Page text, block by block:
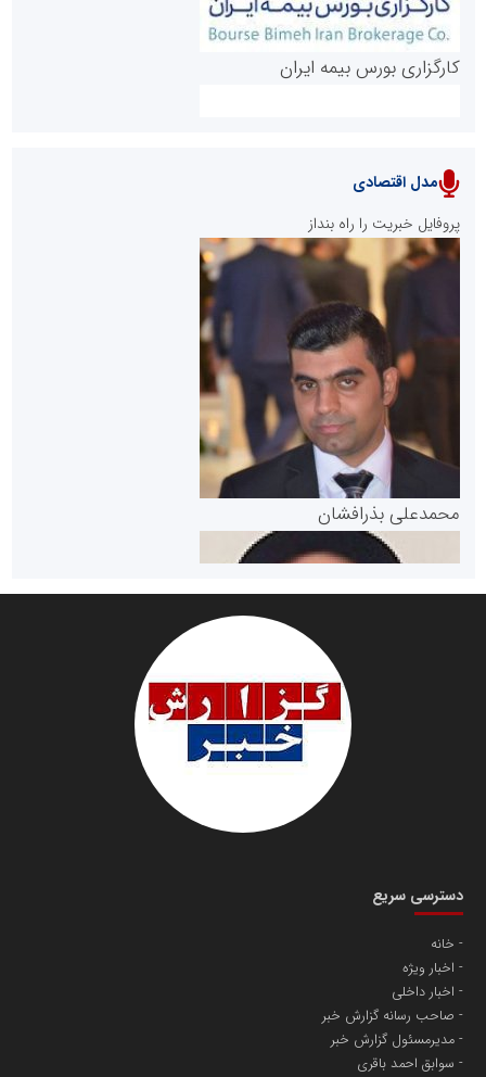
پایگاه خبری نهضت ملی مسکن
پایگاه خبری گفتمان یزد
دانشگاه سئوی ایران
کارگزاری بورس بیمه ایران
سازمان بورس و اوراق بهادار
مرجع اخبار موثق در بازارسرمایه
سازمان صنعت،معدن و تجارت
آهن و فولاد غدیر ایرانیان
تامین آهن اسفنجی تولیدکنندگان فولاد در کشور
مدل اقتصادی
پروفایل خبریت را راه بنداز
محمدعلی بذرافشان
مریم حاج نوروز نظری
دسترسی سریع
خانه
اخبار ویژه
اخبار داخلی
صاحب رسانه گزارش خبر
مدیرمسئول گزارش خبر
سوابق احمد باقری